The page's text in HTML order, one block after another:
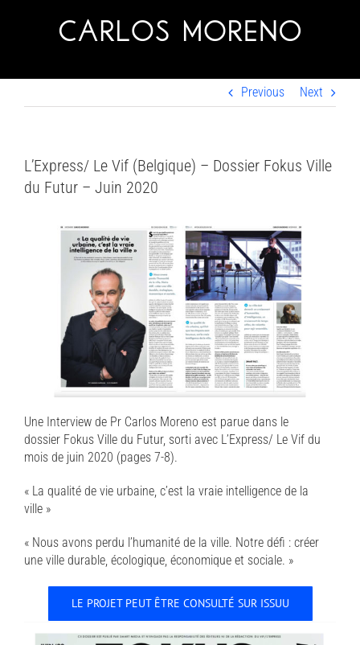
Previous Next
L’Express/ Le Vif (Belgique) – Dossier Fokus Ville
du Futur – Juin 2020
Une Interview de Pr Carlos Moreno est parue dans le
dossier Fokus Ville du Futur, sorti avec L’Express/ Le Vif du
mois de juin 2020 (pages 7-8).
« La qualité de vie urbaine, c’est la vraie intelligence de la
ville »
« Nous avons perdu l’humanité de la ville. Notre défi : créer
une ville durable, écologique, économique et sociale. »
LE PROJET PEUT ÊTRE CONSULTÉ SUR ISSUU